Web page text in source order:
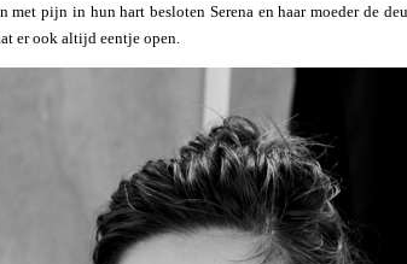
met pijn in hun hart besloten Serena en haar moeder de
er ook altijd eentje open.